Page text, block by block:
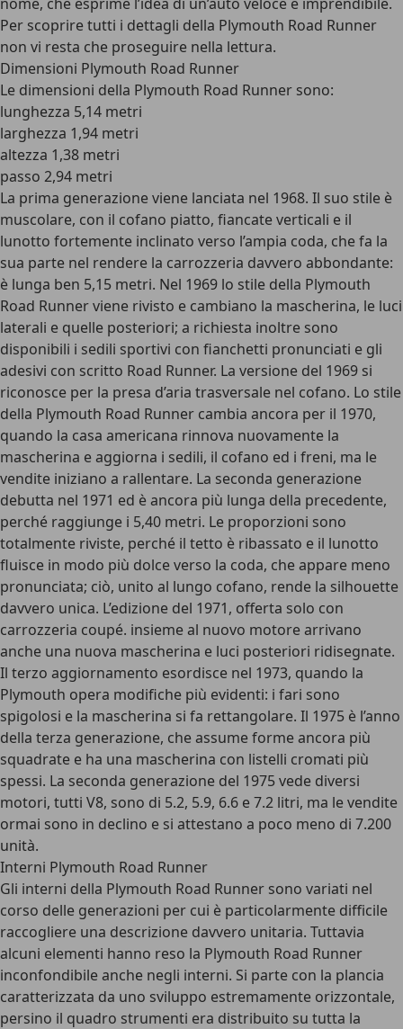
Per scoprire tutti i dettagli della Plymouth Road Runner
non vi resta che proseguire nella lettura.
Dimensioni Plymouth Road Runner
Le dimensioni della Plymouth Road Runner sono:
lunghezza 5,14 metri
larghezza 1,94 metri
altezza 1,38 metri
passo 2,94 metri
La prima generazione viene lanciata nel 1968. Il suo stile è
muscolare, con il cofano piatto, fiancate verticali e il
lunotto fortemente inclinato verso l’ampia coda, che fa la
sua parte nel rendere la carrozzeria davvero abbondante:
è lunga ben 5,15 metri. Nel 1969 lo stile della Plymouth
Road Runner viene rivisto e cambiano la mascherina, le luci
laterali e quelle posteriori; a richiesta inoltre sono
disponibili i sedili sportivi con fianchetti pronunciati e gli
adesivi con scritto Road Runner. La versione del 1969 si
riconosce per la presa d’aria trasversale nel cofano. Lo stile
della Plymouth Road Runner cambia ancora per il 1970,
quando la casa americana rinnova nuovamente la
mascherina e aggiorna i sedili, il cofano ed i freni, ma le
vendite iniziano a rallentare. La seconda generazione
debutta nel 1971 ed è ancora più lunga della precedente,
perché raggiunge i 5,40 metri. Le proporzioni sono
totalmente riviste, perché il tetto è ribassato e il lunotto
fluisce in modo più dolce verso la coda, che appare meno
pronunciata; ciò, unito al lungo cofano, rende la silhouette
davvero unica. L’edizione del 1971, offerta solo con
carrozzeria coupé. insieme al nuovo motore arrivano
anche una nuova mascherina e luci posteriori ridisegnate.
Il terzo aggiornamento esordisce nel 1973, quando la
Plymouth opera modifiche più evidenti: i fari sono
spigolosi e la mascherina si fa rettangolare. Il 1975 è l’anno
della terza generazione, che assume forme ancora più
squadrate e ha una mascherina con listelli cromati più
spessi. La seconda generazione del 1975 vede diversi
motori, tutti V8, sono di 5.2, 5.9, 6.6 e 7.2 litri, ma le vendite
ormai sono in declino e si attestano a poco meno di 7.200
unità.
Interni Plymouth Road Runner
Gli interni della Plymouth Road Runner sono variati nel
corso delle generazioni per cui è particolarmente difficile
raccogliere una descrizione davvero unitaria. Tuttavia
alcuni elementi hanno reso la Plymouth Road Runner
inconfondibile anche negli interni. Si parte con la plancia
caratterizzata da uno sviluppo estremamente orizzontale,
persino il quadro strumenti era distribuito su tutta la